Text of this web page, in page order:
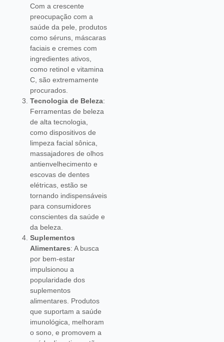
Com a crescente
preocupação com a
saúde da pele, produtos
como séruns, máscaras
faciais e cremes com
ingredientes ativos,
como retinol e vitamina
C, são extremamente
procurados.
Tecnologia de Beleza:
Ferramentas de beleza
de alta tecnologia,
como dispositivos de
limpeza facial sônica,
massajadores de olhos
antienvelhecimento e
escovas de dentes
elétricas, estão se
tornando indispensáveis
para consumidores
conscientes da saúde e
da beleza.
Suplementos
Alimentares: A busca
por bem-estar
impulsionou a
popularidade dos
suplementos
alimentares. Produtos
que suportam a saúde
imunológica, melhoram
o sono, e promovem a